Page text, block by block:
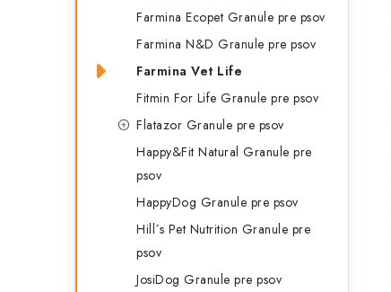
Farmina Ecopet Granule pre psov
Farmina N&D Granule pre psov
Farmina Vet Life
Fitmin For Life Granule pre psov
Flatazor Granule pre psov
Happy&Fit Natural Granule pre
psov
HappyDog Granule pre psov
Hill´s Pet Nutrition Granule pre
psov
JosiDog Granule pre psov